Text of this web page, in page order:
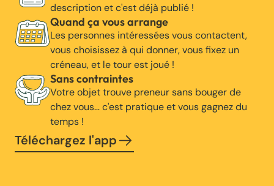
description et c'est déjà publié !
Quand ça vous arrange
Les personnes intéressées vous contactent,
vous choisissez à qui donner, vous fixez un
créneau, et le tour est joué !
Sans contraintes
Votre objet trouve preneur sans bouger de
chez vous… c'est pratique et vous gagnez du
temps !
Téléchargez l'app